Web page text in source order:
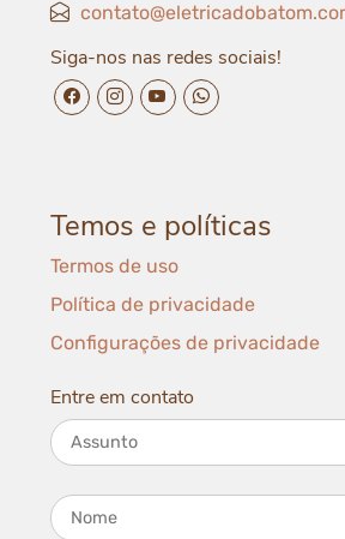
Siga-nos nas redes sociais!
facebook da Elétrica do Batom
instagram da Elétrica do
youtube da Elétrica do
whatsapp da
Temos e políticas
Termos de uso
Política de privacidade
Configurações de privacidade
Entre em contato
Assunto
Nome